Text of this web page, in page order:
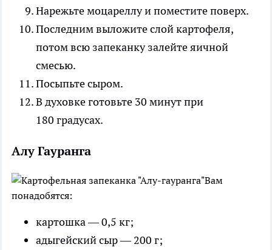
Нарежьте моцареллу и поместите поверх.
Последним выложите слой картофеля,
потом всю запеканку залейте яичной
смесью.
Посыпьте сыром.
В духовке готовьте 30 минут при
180 градусах.
Алу Гауранга
Вам
понадобятся:
картошка — 0,5 кг;
адыгейский сыр — 200 г;